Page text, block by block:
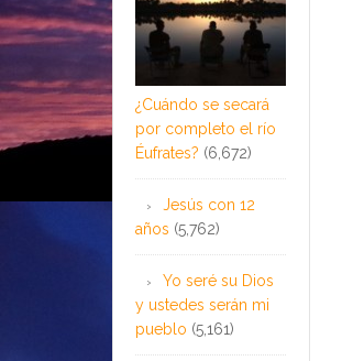
¿Cuándo se secará
por completo el río
Éufrates? (6,672)
Jesús con 12
años (5,762)
Yo seré su Dios
y ustedes serán mi
pueblo (5,161)